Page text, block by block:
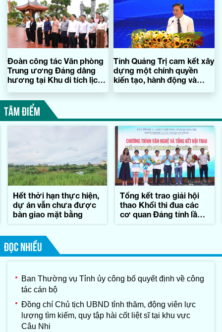
Đoàn công tác Văn phòng
Trung ương Đảng dâng
hương tại Khu di tích lịch
Phà Gianh
Tỉnh Quảng Trị cam kết xây
dựng một chính quyền
kiến tạo, hành động và
TÂM ĐIỂM
Hết thời hạn thực hiện,
dự án vẫn chưa được
bàn giao mặt bằng
Tổng kết trao giải hội
thao Khối thi đua các
cơ quan Đảng tỉnh lần
ĐỌC NHIỀU
Ban Thường vụ Tỉnh ủy công bố quyết định về công
tác cán bộ
Đồng chí Chủ tịch UBND tỉnh thăm, động viên lực
lượng tìm kiếm, quy tập hài cốt liệt sĩ tại khu vực
Câu Nhi